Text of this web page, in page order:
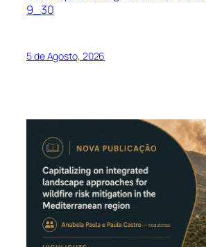
9_30
5 de Agosto, 2026